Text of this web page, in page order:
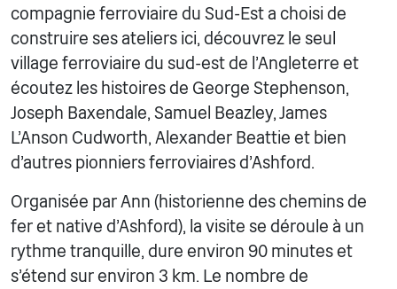
compagnie ferroviaire du Sud-Est a choisi de
construire ses ateliers ici, découvrez le seul
village ferroviaire du sud-est de l'Angleterre et
écoutez les histoires de George Stephenson,
Joseph Baxendale, Samuel Beazley, James
L'Anson Cudworth, Alexander Beattie et bien
d'autres pionniers ferroviaires d'Ashford.
Organisée par Ann (historienne des chemins de
fer et native d'Ashford), la visite se déroule à un
rythme tranquille, dure environ 90 minutes et
s'étend sur environ 3 km. Le nombre de